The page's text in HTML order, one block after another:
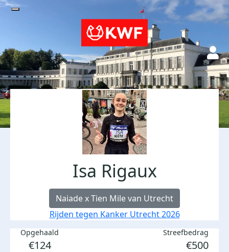
Isa Rigaux
Naiade x Tien Mile van Utrecht
Rijden tegen Kanker Utrecht 2026
Opgehaald
€124
Streefbedrag
€500